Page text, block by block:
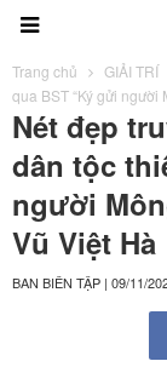
Trang chủ GIẢI TRÍ
qua BST “Ký gửi người
Nét đẹp
dân tộc
người
Vũ Việt Hà
BAN BIÊN TẬP | 09/11/